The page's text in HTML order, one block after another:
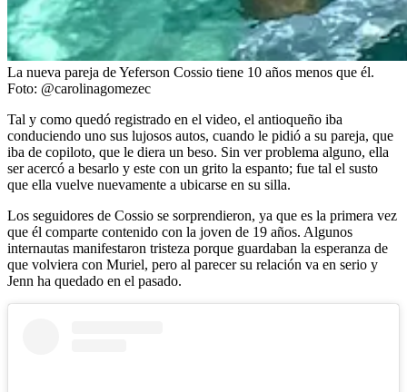
La nueva pareja de Yeferson Cossio tiene 10 años menos que él.
Foto: @carolinagomezec
Tal y como quedó registrado en el video, el antioqueño iba
conduciendo uno sus lujosos autos, cuando le pidió a su pareja, que
iba de copiloto, que le diera un beso. Sin ver problema alguno, ella
ser acercó a besarlo y este con un grito la espanto; fue tal el susto
que ella vuelve nuevamente a ubicarse en su silla.
Los seguidores de Cossio se sorprendieron, ya que es la primera vez
que él comparte contenido con la joven de 19 años. Algunos
internautas manifestaron tristeza porque guardaban la esperanza de
que volviera con Muriel, pero al parecer su relación va en serio y
Jenn ha quedado en el pasado.